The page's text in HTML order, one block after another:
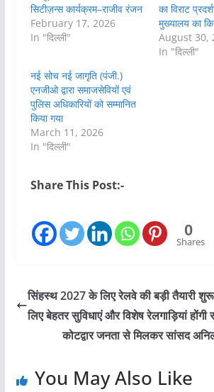
सिटीज़न्स कार्यक्रम–राजीव रंजन
February 17, 2026
In "दिल्ली"
का विराट
मुख्यालय का
August 30,
In "दिल्ली"
नई सोच नई जागृति (पंजी.)
एनजीओ द्वारा समाजसेवियों एवं
पुलिस अधिकारियों को सम्मानित
किया गया
March 11, 2026
In "दिल्ली"
Share This Post:-
0
Shares
सिंहस्थ 2027 के लिए रेलवे की बड़ी तैयारी शुरू
लिए बेहतर सुविधाएं और विशेष रेलगाड़ियां होंगी
कोटद्वार जनता से मिलकर सांसद
You May Also Like